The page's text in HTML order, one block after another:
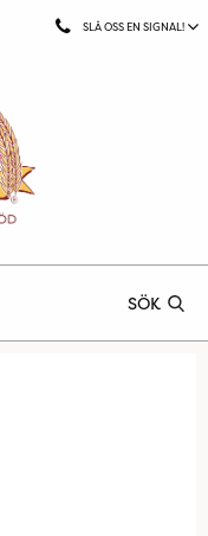
SLÅ OSS EN SIGNAL!
SÖK